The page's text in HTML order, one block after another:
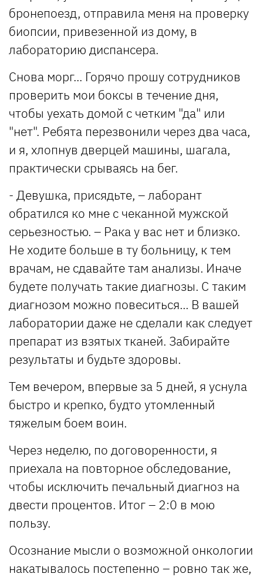
бронепоезд, отправила меня на проверку
биопсии, привезенной из дому, в
лабораторию диспансера.
Снова морг... Горячо прошу сотрудников
проверить мои боксы в течение дня,
чтобы уехать домой с четким "да" или
"нет". Ребята перезвонили через два часа,
и я, хлопнув дверцей машины, шагала,
практически срываясь на бег.
- Девушка, присядьте, – лаборант
обратился ко мне с чеканной мужской
серьезностью. – Рака у вас нет и близко.
Не ходите больше в ту больницу, к тем
врачам, не сдавайте там анализы. Иначе
будете получать такие диагнозы. С таким
диагнозом можно повеситься... В вашей
лаборатории даже не сделали как следует
препарат из взятых тканей. Забирайте
результаты и будьте здоровы.
Тем вечером, впервые за 5 дней, я уснула
быстро и крепко, будто утомленный
тяжелым боем воин.
Через неделю, по договоренности, я
приехала на повторное обследование,
чтобы исключить печальный диагноз на
двести процентов. Итог – 2:0 в мою
пользу.
Осознание мысли о возможной онкологии
накатывалось постепенно – ровно так же,